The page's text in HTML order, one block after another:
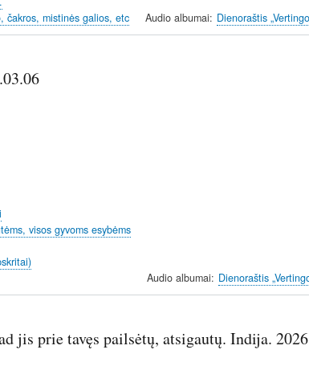
čakros, mistinės galios, etc
Audio albumai Dienoraštis
visos gyvoms esybėms
Audio albumai Dienoraštis
jis prie tavęs pailsėtų, atsigautų. Indija.